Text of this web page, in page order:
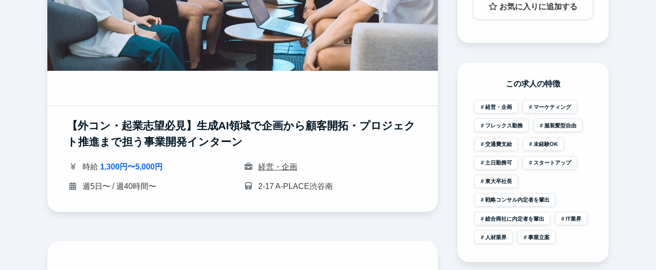
【外コン・起業志望必見】生成AI領域で企画から顧客開拓・プロジェク
ト推進まで担う事業開発インターン
時給 1,300円〜5,000円 経営・企画
週5日〜 / 週40時間〜 2-17 A-PLACE渋谷南
お気に入りに追加する
この求人の特徴
経営・企画 マーケティング
フレックス勤務 服装髪型自由
交通費支給 未経験OK
土日勤務可 スタートアップ
東大卒社長
戦略コンサル内定者を輩出
総合商社に内定者を輩出 IT業界
人材業界 事業立案